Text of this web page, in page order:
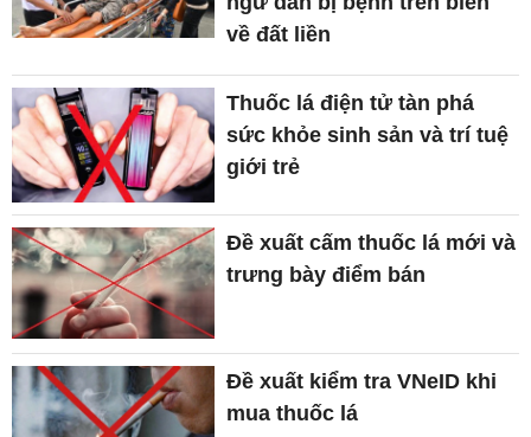
về đất liền
Thuốc lá điện tử tàn phá
sức khỏe sinh sản và trí tuệ
giới trẻ
Đề xuất cấm thuốc lá mới và
trưng bày điểm bán
Đề xuất kiểm tra VNeID khi
mua thuốc lá